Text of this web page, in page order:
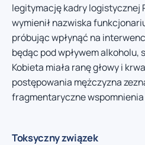
legitymację kadry logistycznej
wymienił nazwiska
próbując wpłynąć na
będąc pod wpływem alkoholu,
Kobieta miała ranę głowy i
postępowania mężczyzna
fragmentaryczne wspomnienia
Toksyczny związek